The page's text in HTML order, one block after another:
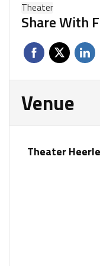
Theater
Share With
Venue
Theater